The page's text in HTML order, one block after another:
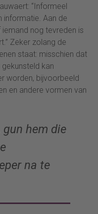
“Informeel
informatie. Aan de
nog tevreden is
Zeker zolang de
staat: misschien dat
kan
worden, bijvoorbeeld
en andere vormen van
hem die
na te